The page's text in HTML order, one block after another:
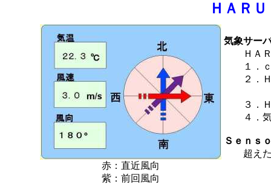
ＨＡＲ
赤：直近風向
紫：前回風向
気象サー
ＨＡＲ
１．ｃ
２．Ｈ
３．Ｈ
４．気
Ｓｅｎｓ
超えた